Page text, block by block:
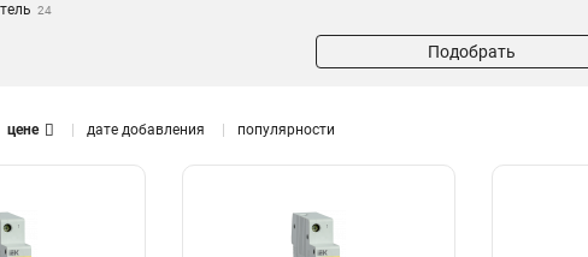
24
Подобрать
цене дате добавления популярности